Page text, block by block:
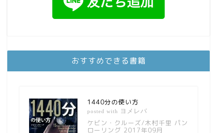
おすすめできる書籍
1440分の使い方
posted with ヨメレバ
ケビン・クルーズ/木村千里 パン
ローリング 2017年09月